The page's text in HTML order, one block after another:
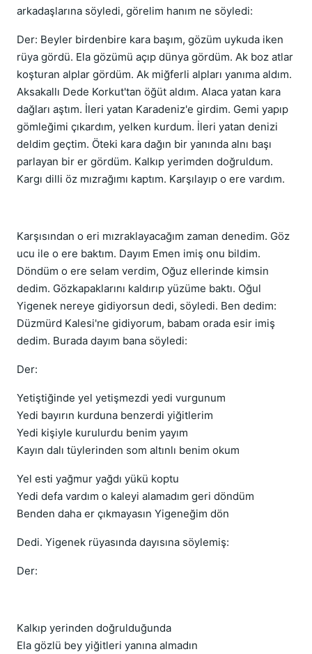
arkadaşlarına söyledi, görelim hanım ne söyledi:
Der: Beyler birdenbire kara başım, gözüm uykuda iken
rüya gördü. Ela gözümü açıp dünya gördüm. Ak boz atlar
koşturan alplar gördüm. Ak miğferli alpları yanıma aldım.
Aksakallı Dede Korkut'tan öğüt aldım. Alaca yatan kara
dağları aştım. İleri yatan Karadeniz'e girdim. Gemi yapıp
gömleğimi çıkardım, yelken kurdum. İleri yatan denizi
deldim geçtim. Öteki kara dağın bir yanında alnı başı
parlayan bir er gördüm. Kalkıp yerimden doğruldum.
Kargı dilli öz mızrağımı kaptım. Karşılayıp o ere vardım.
Karşısından o eri mızraklayacağım zaman denedim. Göz
ucu ile o ere baktım. Dayım Emen imiş onu bildim.
Döndüm o ere selam verdim, Oğuz ellerinde kimsin
dedim. Gözkapaklarını kaldırıp yüzüme baktı. Oğul
Yigenek nereye gidiyorsun dedi, söyledi. Ben dedim:
Düzmürd Kalesi'ne gidiyorum, babam orada esir imiş
dedim. Burada dayım bana söyledi:
Der:
Yetiştiğinde yel yetişmezdi yedi vurgunum
Yedi bayırın kurduna benzerdi yiğitlerim
Yedi kişiyle kurulurdu benim yayım
Kayın dalı tüylerinden som altınlı benim okum
Yel esti yağmur yağdı yükü koptu
Yedi defa vardım o kaleyi alamadım geri döndüm
Benden daha er çıkmayasın Yigeneğim dön
Dedi. Yigenek rüyasında dayısına söylemiş:
Der:
Kalkıp yerinden doğrulduğunda
Ela gözlü bey yiğitleri yanına almadın